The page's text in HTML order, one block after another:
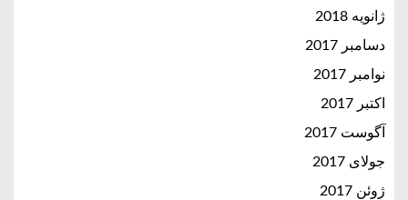
ژانویه 2018
دسامبر 2017
نوامبر 2017
اکتبر 2017
آگوست 2017
جولای 2017
ژوئن 2017